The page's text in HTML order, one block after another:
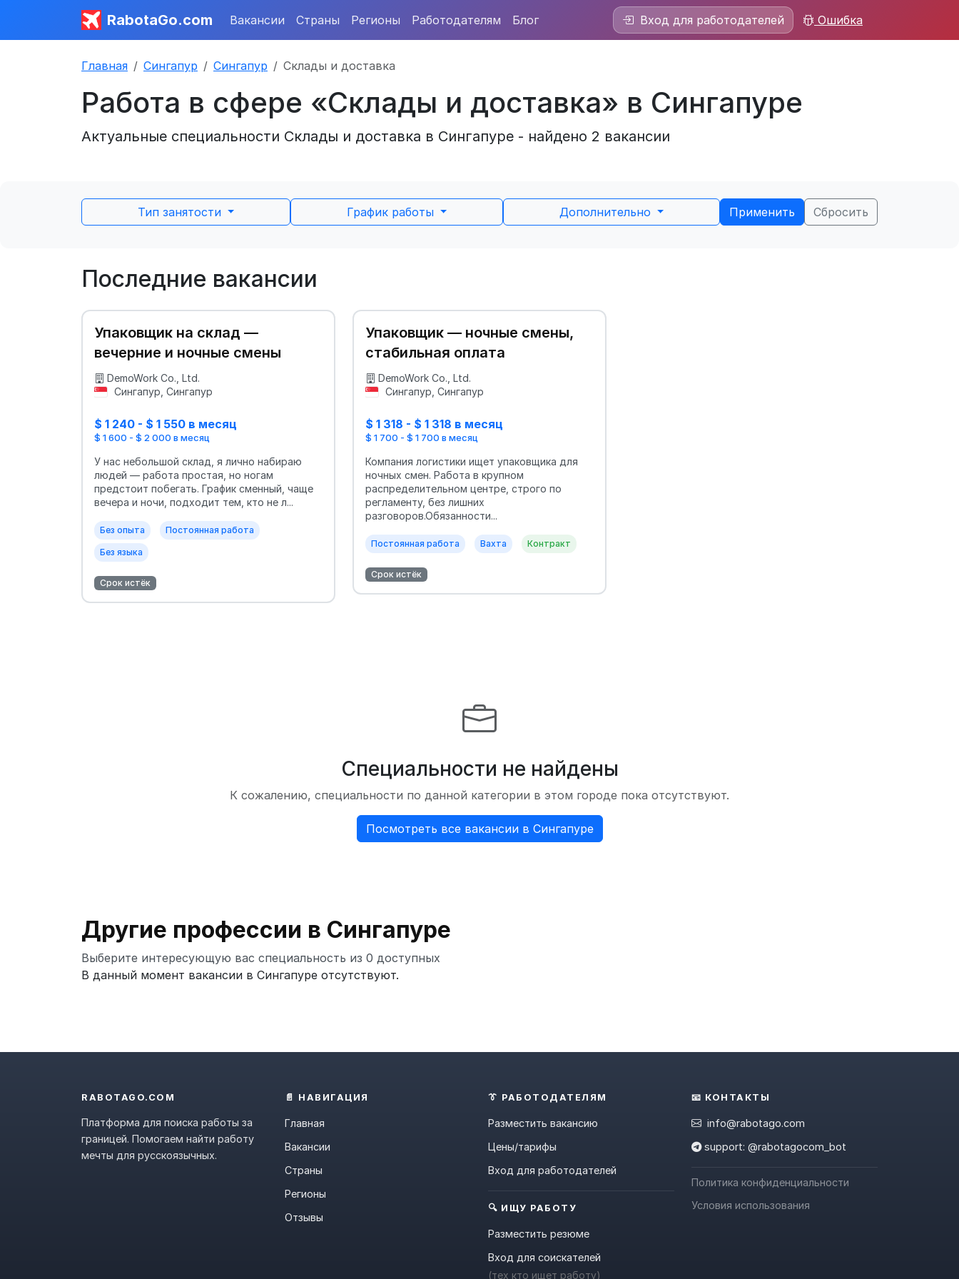
RabotaGo.com Вакансии Страны Регионы Работодателям Блог Вход для работодателей Ошибка
Главная Сингапур Сингапур Склады и доставка
Работа в сфере «Склады и доставка» в Сингапуре
Актуальные специальности Склады и доставка в Сингапуре - найдено 2 вакансии
Тип занятости График работы Дополнительно Применить Сбросить
Последние вакансии
Упаковщик на склад —
вечерние и ночные смены
DemoWork Co., Ltd.
Сингапур, Сингапур
$ 1 240 - $ 1 550 в месяц
$ 1 600 - $ 2 000 в месяц
У нас небольшой склад, я лично набираю
людей — работа простая, но ногам
предстоит побегать. График сменный, чаще
вечера и ночи, подходит тем, кто не л...
Без опыта Постоянная работа
Без языка
Срок истёк
Упаковщик — ночные смены,
стабильная оплата
DemoWork Co., Ltd.
Сингапур, Сингапур
$ 1 318 - $ 1 318 в месяц
$ 1 700 - $ 1 700 в месяц
Компания логистики ищет упаковщика для
ночных смен. Работа в крупном
распределительном центре, строго по
регламенту, без лишних
разговоров.Обязанности...
Постоянная работа Вахта Контракт
Срок истёк
Специальности не найдены
К сожалению, специальности по данной категории в этом городе пока отсутствуют.
Посмотреть все вакансии в Сингапуре
Другие профессии в Сингапуре
Выберите интересующую вас специальность из 0 доступных
В данный момент вакансии в Сингапуре отсутствуют.
RABOTAGO.COM
Платформа для поиска работы за
границей. Помогаем найти работу
мечты для русскоязычных.
📄 НАВИГАЦИЯ
Главная
Вакансии
Страны
Регионы
Отзывы
👔 РАБОТОДАТЕЛЯМ
Разместить вакансию
Цены/тарифы
Вход для работодателей
🔍 ИЩУ РАБОТУ
Разместить резюме
Вход для соискателей
(тех кто ищет работу)
📧 КОНТАКТЫ
info@rabotago.com
support: @rabotagocom_bot
Политика конфиденциальности
Условия использования